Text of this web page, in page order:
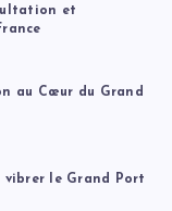
et
au Cœur du Grand
le Grand Port